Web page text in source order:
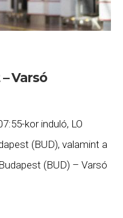
Varsó
kor induló, LO
(BUD), valamint a
(BUD) – Varsó